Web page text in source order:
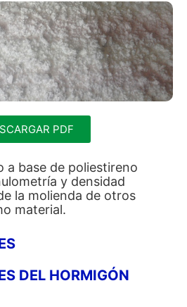
PDF
a base de poliestireno
y densidad
la molienda de otros
material.
DEL HORMIGÓN